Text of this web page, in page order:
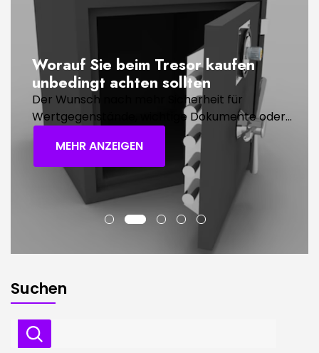
Worauf Sie beim Tresor kaufen
unbedingt achten sollten
Der Wunsch nach mehr Sicherheit für
Wertgegenstände, wichtige Dokumente oder...
MEHR ANZEIGEN
Suchen